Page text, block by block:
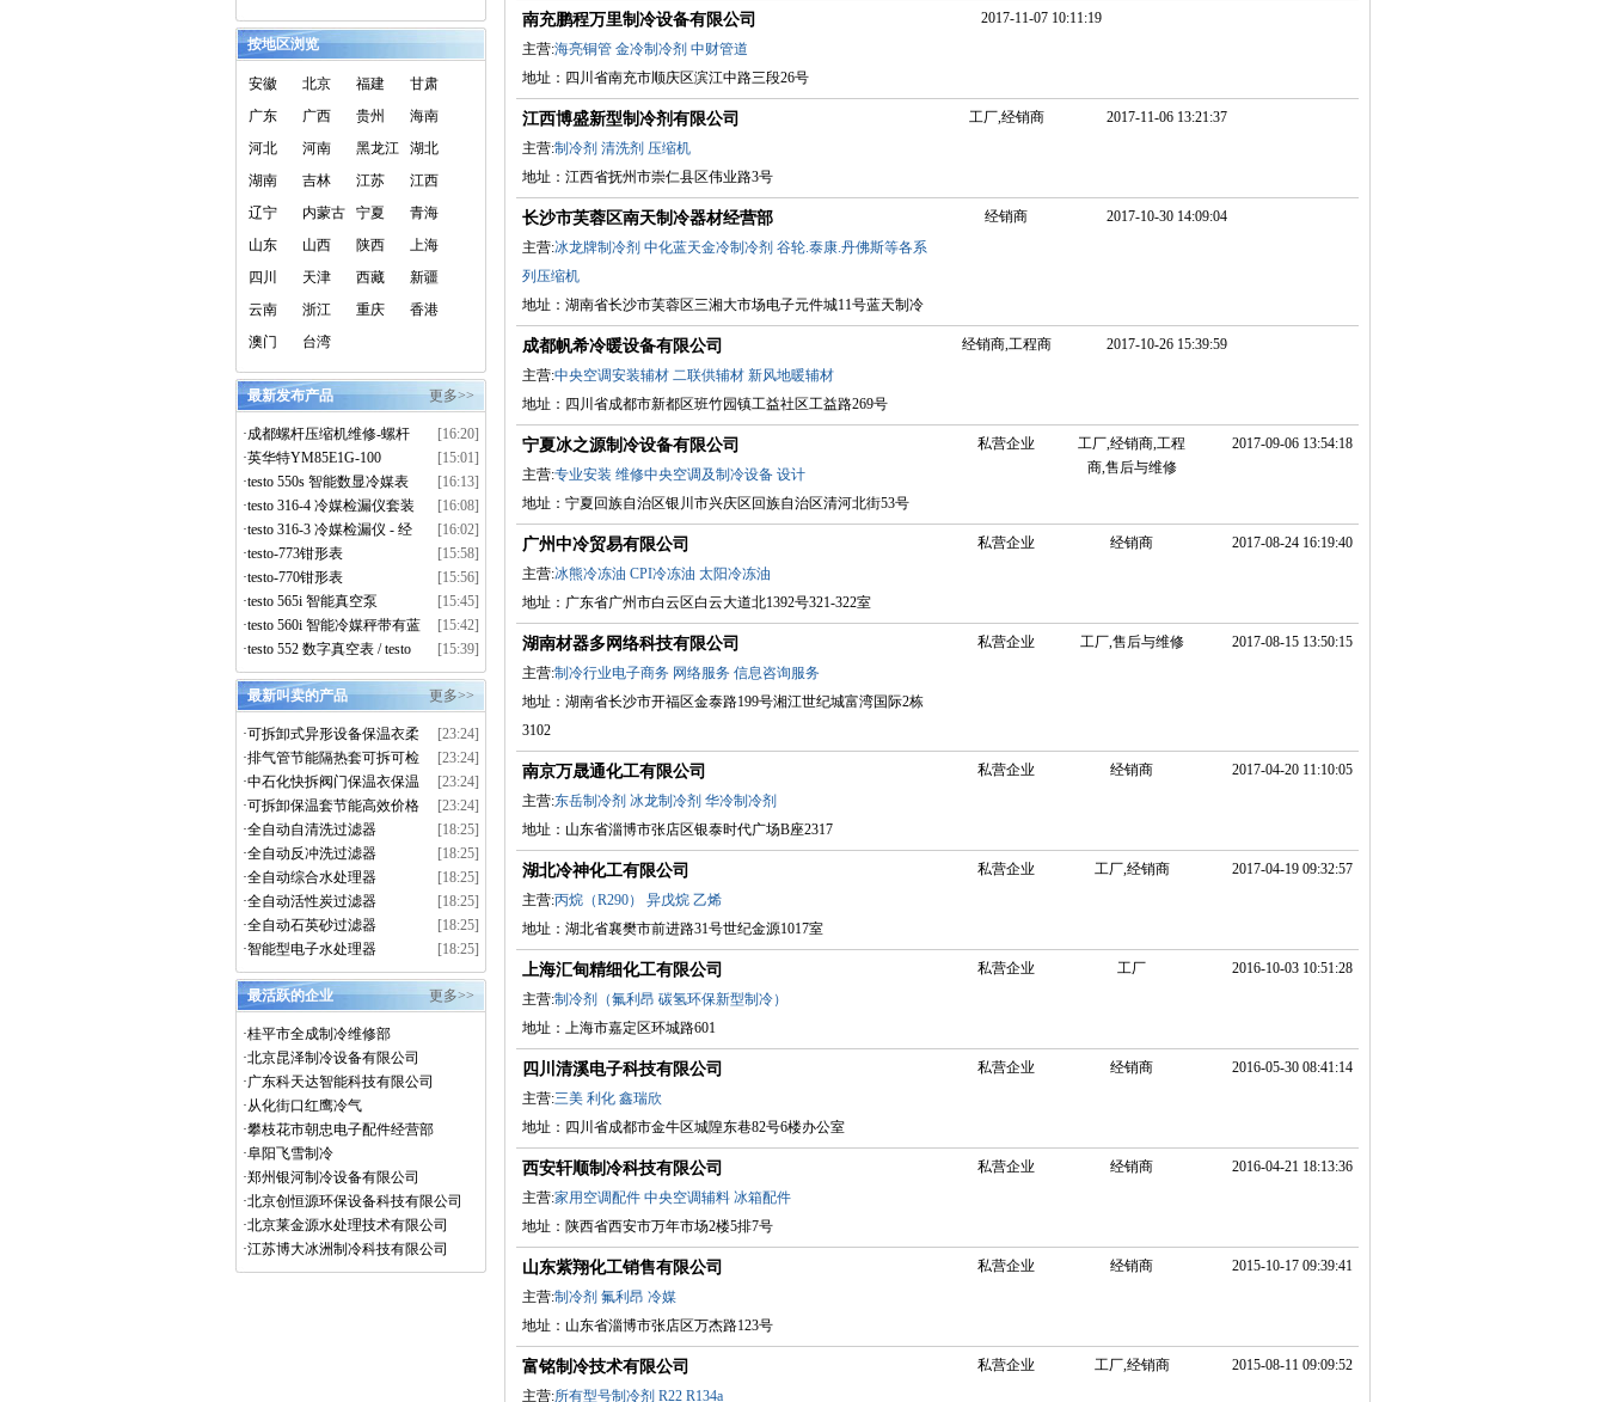
按地区浏览
安徽 北京 福建
甘肃
广东
广西 贵州
海南
河北
河南 黑龙江
湖北
湖南
吉林 江苏
江西
辽宁
内蒙古 宁夏
青海
山东
山西 陕西
上海
四川
天津 西藏
新疆
云南
浙江 重庆
香港
澳门
台湾
更多>>
最新发布产品
·成都螺杆压缩机维修-螺杆
压缩机大修-离心压缩机维
修-上门拆解维保服务
[16:20]
·英华特YM85E1G-100
[15:01]
·testo 550s 智能数显冷媒表
真空套装
[16:13]
·testo 316-4 冷媒检漏仪套装
[16:08]
·testo 316-3 冷媒检漏仪 - 经
济型
[16:02]
·testo-773钳形表
[15:58]
·testo-770钳形表
[15:56]
·testo 565i 智能真空泵
[15:45]
·testo 560i 智能冷媒秤带有蓝
牙功能
[15:42]
·testo 552 数字真空表 / testo
552i 智能真空探头
[15:39]
更多>>
最新叫卖的产品
·可拆卸式异形设备保温衣柔
性设备隔热套
[23:24]
·排气管节能隔热套可拆可检
修绝热节能环
[23:24]
·中石化快拆阀门保温衣保温
被隔热套
[23:24]
·可拆卸保温套节能高效价格
实惠
[23:24]
·全自动自清洗过滤器
[18:25]
·全自动反冲洗过滤器
[18:25]
·全自动综合水处理器
[18:25]
·全自动活性炭过滤器
[18:25]
·全自动石英砂过滤器
[18:25]
·智能型电子水处理器 [18:25]
更多>>
最活跃的企业
·桂平市全成制冷维修部
·北京昆泽制冷设备有限公司
·广东科天达智能科技有限公司
·从化街口红鹰冷气
·攀枝花市朝忠电子配件经营部
·阜阳飞雪制冷
·郑州银河制冷设备有限公司
·北京创恒源环保设备科技有限公司
·北京莱金源水处理技术有限公司
·江苏博大冰洲制冷科技有限公司
南充鹏程万里制冷设备有限公司
主营:海亮铜管 金冷制冷剂 中财管道
地址：四川省南充市顺庆区滨江中路三段26号
2017-11-07 10:11:19
江西博盛新型制冷剂有限公司
主营:制冷剂 清洗剂 压缩机
地址：江西省抚州市崇仁县区伟业路3号
工厂,经销商 2017-11-06 13:21:37
长沙市芙蓉区南天制冷器材经营部
主营:冰龙牌制冷剂 中化蓝天金冷制冷剂 谷轮.泰康.丹佛斯等各系
列压缩机
地址：湖南省长沙市芙蓉区三湘大市场电子元件城11号蓝天制冷
经销商 2017-10-30 14:09:04
成都帆希冷暖设备有限公司
主营:中央空调安装辅材 二联供辅材 新风地暖辅材
地址：四川省成都市新都区班竹园镇工益社区工益路269号
经销商,工程商 2017-10-26 15:39:59
宁夏冰之源制冷设备有限公司
主营:专业安装 维修中央空调及制冷设备 设计
地址：宁夏回族自治区银川市兴庆区回族自治区清河北街53号
私营企业
工厂,经销商,工程
商,售后与维修
2017-09-06 13:54:18
广州中冷贸易有限公司
主营:冰熊冷冻油 CPI冷冻油 太阳冷冻油
地址：广东省广州市白云区白云大道北1392号321-322室
私营企业 经销商 2017-08-24 16:19:40
湖南材器多网络科技有限公司
主营:制冷行业电子商务 网络服务 信息咨询服务
地址：湖南省长沙市开福区金泰路199号湘江世纪城富湾国际2栋
3102
私营企业 工厂,售后与维修 2017-08-15 13:50:15
南京万晟通化工有限公司
主营:东岳制冷剂 冰龙制冷剂 华冷制冷剂
地址：山东省淄博市张店区银泰时代广场B座2317
私营企业 经销商 2017-04-20 11:10:05
湖北冷神化工有限公司
主营:丙烷（R290） 异戊烷 乙烯
地址：湖北省襄樊市前进路31号世纪金源1017室
私营企业 工厂,经销商 2017-04-19 09:32:57
上海汇甸精细化工有限公司
主营:制冷剂（氟利昂 碳氢环保新型制冷）
地址：上海市嘉定区环城路601
私营企业 工厂 2016-10-03 10:51:28
四川清溪电子科技有限公司
主营:三美 利化 鑫瑞欣
地址：四川省成都市金牛区城隍东巷82号6楼办公室
私营企业 经销商 2016-05-30 08:41:14
西安轩顺制冷科技有限公司
主营:家用空调配件 中央空调辅料 冰箱配件
地址：陕西省西安市万年市场2楼5排7号
私营企业 经销商 2016-04-21 18:13:36
山东紫翔化工销售有限公司
主营:制冷剂 氟利昂 冷媒
地址：山东省淄博市张店区万杰路123号
私营企业 经销商 2015-10-17 09:39:41
富铭制冷技术有限公司
主营:所有型号制冷剂 R22 R134a
私营企业 工厂,经销商 2015-08-11 09:09:52